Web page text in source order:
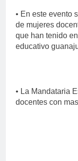
• En este evento
de mujeres
que han tenido
educativo
• La Mandataria
docentes con